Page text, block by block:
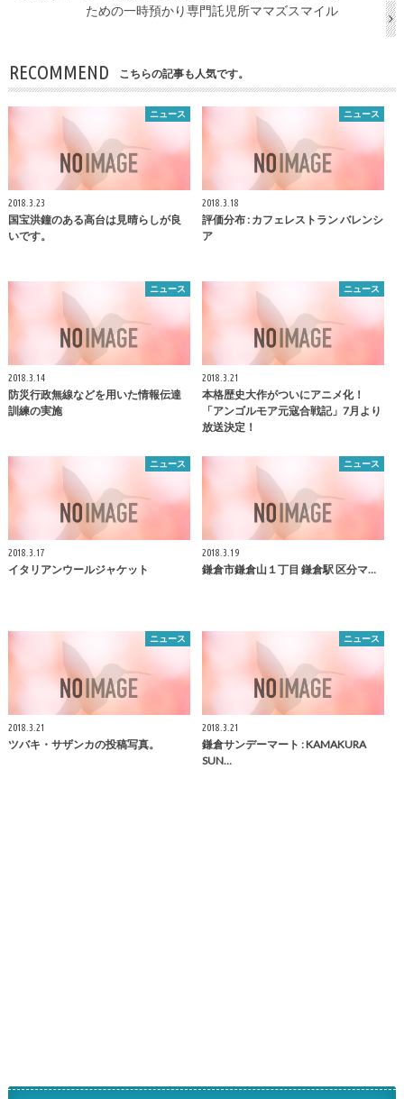
ための一時預かり専門託児所ママズスマイル
RECOMMEND こちらの記事も人気です。
ニュース
2018.3.23
国宝洪鐘のある高台は見晴らしが良
いです。
ニュース
2018.3.18
評価分布 : カフェレストラン バレンシ
ア
ニュース
2018.3.14
防災行政無線などを用いた情報伝達
訓練の実施
ニュース
2018.3.21
本格歴史大作がついにアニメ化！
「アンゴルモア元寇合戦記」7月より
放送決定！
ニュース
2018.3.17
イタリアンウールジャケット
ニュース
2018.3.19
鎌倉市鎌倉山１丁目 鎌倉駅 区分マ…
ニュース
2018.3.21
ツバキ・サザンカの投稿写真。
ニュース
2018.3.21
鎌倉サンデーマート :KAMAKURA
SUN…